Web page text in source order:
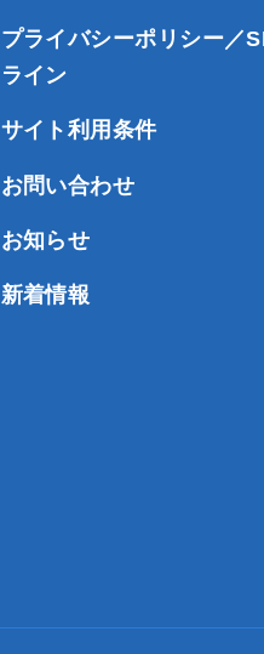
プライバシーポリシー／
ライン
サイト利用条件
お問い合わせ
お知らせ
新着情報